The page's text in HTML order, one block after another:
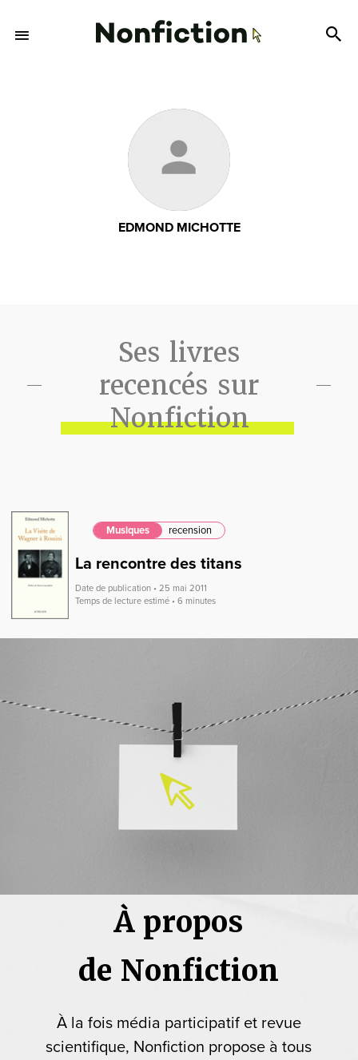
EDMOND MICHOTTE
Ses livres
recencés sur
Nonfiction
Musiques recension
La rencontre des titans
Date de publication • 25 mai 2011
Temps de lecture estimé • 6 minutes
À propos
de Nonfiction
À la fois média participatif et revue
scientifique, Nonfiction propose à tous